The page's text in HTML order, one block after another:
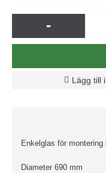
-
Lägg till
Enkelglas för
Diameter 690 mm